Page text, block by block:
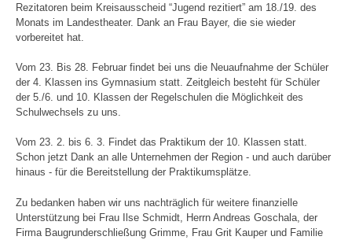
Rezitatoren beim Kreisausscheid “Jugend rezitiert” am 18./19. des
Monats im Landestheater. Dank an Frau Bayer, die sie wieder
vorbereitet hat.
Vom 23. Bis 28. Februar findet bei uns die Neuaufnahme der Schüler
der 4. Klassen ins Gymnasium statt. Zeitgleich besteht für Schüler
der 5./6. und 10. Klassen der Regelschulen die Möglichkeit des
Schulwechsels zu uns.
Vom 23. 2. bis 6. 3. Findet das Praktikum der 10. Klassen statt.
Schon jetzt Dank an alle Unternehmen der Region - und auch darüber
hinaus - für die Bereitstellung der Praktikumsplätze.
Zu bedanken haben wir uns nachträglich für weitere finanzielle
Unterstützung bei Frau Ilse Schmidt, Herrn Andreas Goschala, der
Firma Baugrunderschließung Grimme, Frau Grit Kauper und Familie